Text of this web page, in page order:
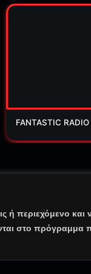
ή περιεχόμενο και
στο πρόγραμμα
FANTASTIC RADIO